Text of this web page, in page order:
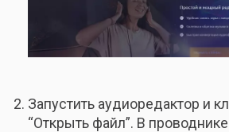
Запустить аудиоредактор и
“Открыть файл”. В